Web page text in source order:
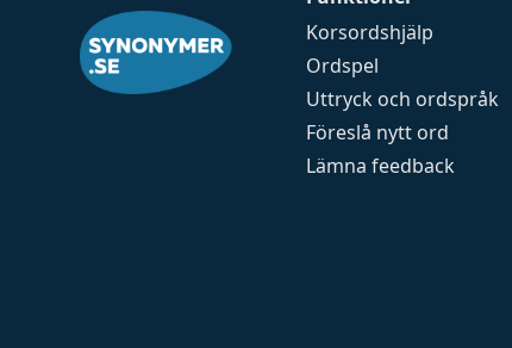
Korsordshjälp
Ordspel
Uttryck och ordspråk
Föreslå nytt ord
Lämna feedback